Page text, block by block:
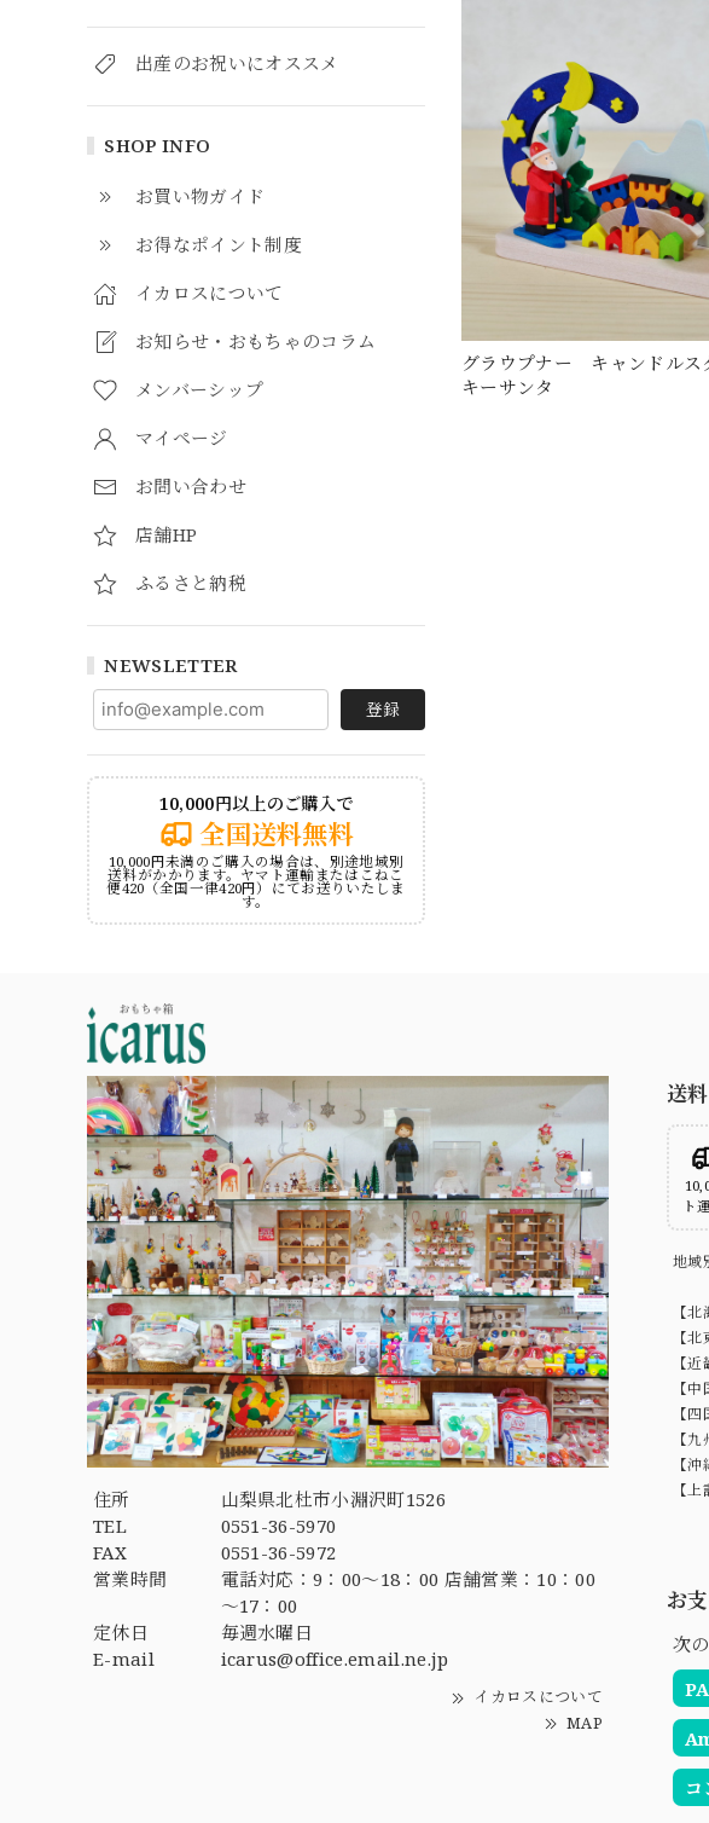
出産のお祝いにオススメ
SHOP INFO
お買い物ガイド
お得なポイント制度
イカロスについて
お知らせ・おもちゃのコラム
メンバーシップ
マイページ
お問い合わせ
店舗HP
ふるさと納税
NEWSLETTER
登録
10,000円以上のご購入で
全国送料無料
10,000円未満のご購入の場合は、別途地域別
送料がかかります。ヤマト運輸またはこねこ
便420（全国一律420円）にてお送りいたしま
す。
グラウプナー キャンドル
キーサンタ
住所
山梨県北杜市小淵沢町1526
TEL
0551-36-5970
FAX
0551-36-5972
営業時間
電話対応：9：00～18：00 店舗営業：10：00
～17：00
定休日
毎週水曜日
E-mail
icarus@office.email.ne.jp
イカロスについて
MAP
送
ト
地域
【
【
【
【
【
【
【
【
お
次